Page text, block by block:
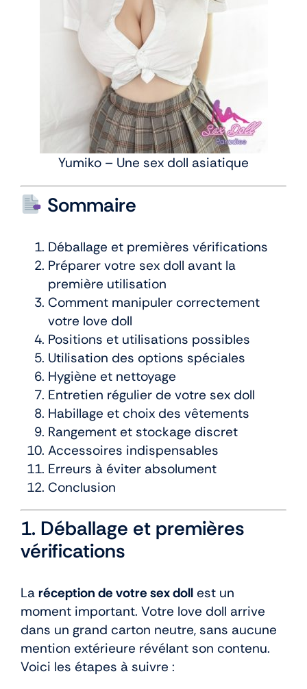
Yumiko – Une sex doll asiatique
Sommaire
Déballage et premières vérifications
Préparer votre sex doll avant la
première utilisation
Comment manipuler correctement
votre love doll
Positions et utilisations possibles
Utilisation des options spéciales
Hygiène et nettoyage
Entretien régulier de votre sex doll
Habillage et choix des vêtements
Rangement et stockage discret
Accessoires indispensables
Erreurs à éviter absolument
Conclusion
1. Déballage et premières
vérifications
La réception de votre sex doll est un
moment important. Votre love doll arrive
dans un grand carton neutre, sans aucune
mention extérieure révélant son contenu.
Voici les étapes à suivre :